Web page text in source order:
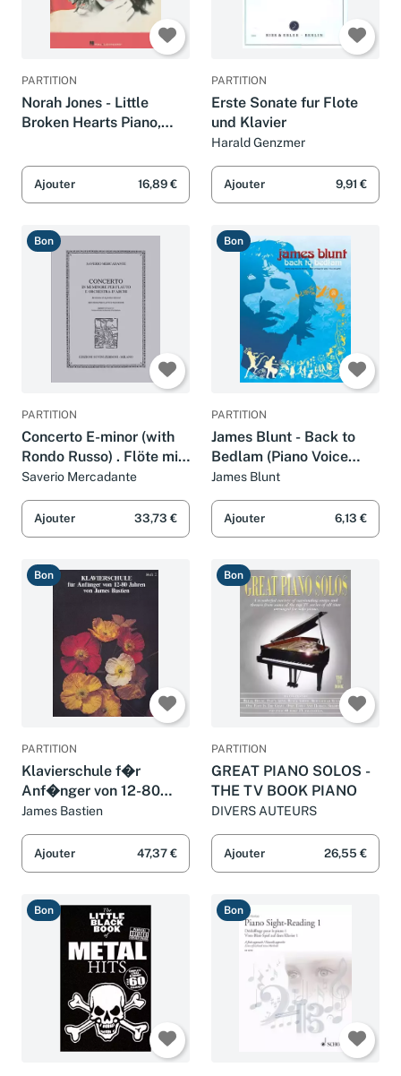
PARTITION
Norah Jones - Little
Broken Hearts Piano,
Ajouter 16,89 €
PARTITION
Erste Sonate fur Flote
und Klavier
Harald Genzmer
Ajouter 9,91 €
Bon
PARTITION
Concerto E-minor (with
Rondo Russo) . Flöte mit
Begleitung.
Saverio Mercadante
Ajouter 33,73 €
Bon
PARTITION
James Blunt - Back to
Bedlam (Piano Voice
Guitar)
James Blunt
Ajouter 6,13 €
Bon
PARTITION
Klavierschule f�r
Anf�nger von 12-80
Jahren. Heft
James Bastien
Ajouter 47,37 €
Bon
PARTITION
GREAT PIANO SOLOS -
THE TV BOOK PIANO
DIVERS AUTEURS
Ajouter 26,55 €
Bon Bon